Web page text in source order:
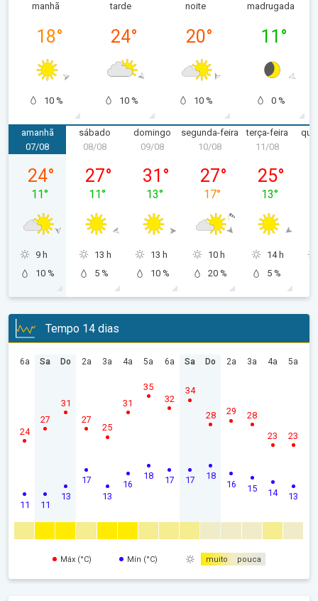
manhã
18°
10 %
tarde
24°
10 %
noite
20°
10 %
madrugada
11 °
0 %
amanhã
sexta-feira, 07/08
07/08
24°
11°
9 h
10 %
sábado
sábado, 08/08
08/08
27°
11°
13 h
5 %
domingo
domingo, 09/08
09/08
31 °
13°
13 h
10 %
segunda-feira
segunda-feira, 10/08
10/08
27°
17°
10 h
20 %
terça-feira
11/08
25°
13°
14 h
5 %
Tempo 14 dias
6a
11
24
Sa
11
27
Do
13
31
2a
17
27
3a
13
25
4a
16
31
5a
18
35
6a
17
32
Sa
17
34
Do
18
28
2a
16
29
3a
15
28
4a
14
23
5a
13
23
Máx (°C) Mín (°C) muito pouca